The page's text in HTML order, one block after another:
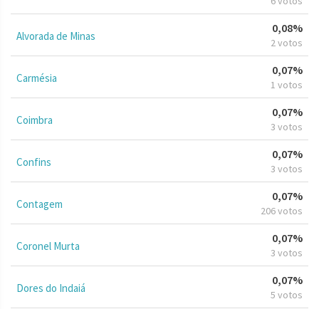
Alvorada de Minas
0,08%
2 votos
Carmésia
0,07%
1 votos
Coimbra
0,07%
3 votos
Confins
0,07%
3 votos
Contagem
0,07%
206 votos
Coronel Murta
0,07%
3 votos
Dores do Indaiá
0,07%
5 votos